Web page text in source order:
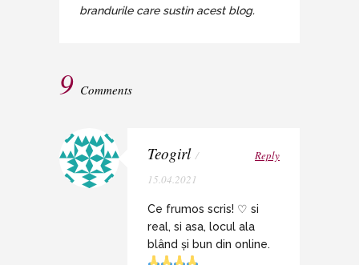
brandurile care sustin acest blog.
9 Comments
Teogirl /
15.04.2021
Reply
Ce frumos scris! ♡ si
real, si asa, locul ala
blând și bun din online.